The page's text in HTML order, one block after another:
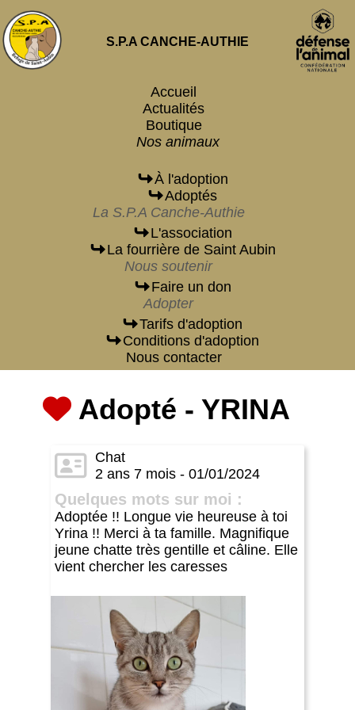
S.P.A CANCHE-AUTHIE
Accueil
Actualités
Boutique
Nos animaux
À l'adoption
Adoptés
La S.P.A Canche-Authie
L'association
La fourrière de Saint Aubin
Nous soutenir
Faire un don
Adopter
Tarifs d'adoption
Conditions d'adoption
Nous contacter
Adopté - YRINA
Chat
2 ans 7 mois - 01/01/2024
Quelques mots sur moi :
Adoptée !! Longue vie heureuse à toi
Yrina !! Merci à ta famille. Magnifique
jeune chatte très gentille et câline. Elle
vient chercher les caresses